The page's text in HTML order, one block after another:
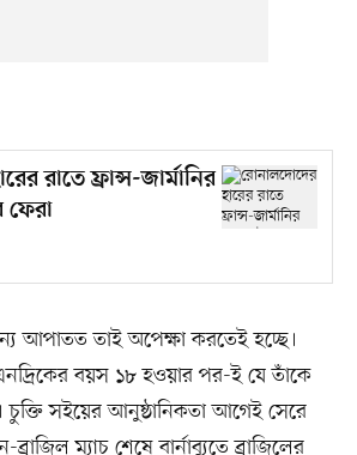
রাতে ফ্রান্স-জার্মানির
ফেরা
আপাতত তাই অপেক্ষা করতেই হচ্ছে।
বয়স ১৮ হওয়ার পর-ই যে তাঁকে
চুক্তি সইয়ের আনুষ্ঠানিকতা আগেই সেরে
ম্যাচ শেষে বার্নাব্যুতে ব্রাজিলের